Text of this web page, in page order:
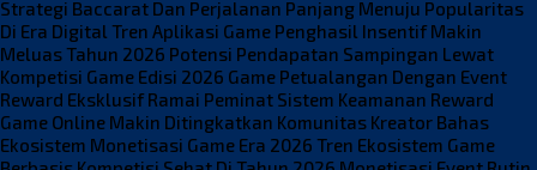
Strategi Baccarat Dan Perjalanan Panjang Menuju Popularitas
Di Era Digital Tren Aplikasi Game Penghasil Insentif Makin
Meluas Tahun 2026 Potensi Pendapatan Sampingan Lewat
Kompetisi Game Edisi 2026 Game Petualangan Dengan Event
Reward Eksklusif Ramai Peminat Sistem Keamanan Reward
Game Online Makin Ditingkatkan Komunitas Kreator Bahas
Ekosistem Monetisasi Game Era 2026 Tren Ekosistem Game